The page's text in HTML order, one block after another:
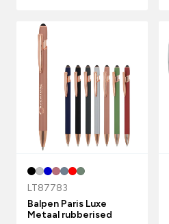
LT87783
Balpen Paris Luxe
Metaal rubberised